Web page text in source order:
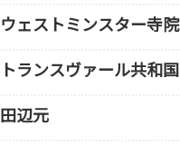
ウェストミンスター寺院
トランスヴァール共和国
田辺元